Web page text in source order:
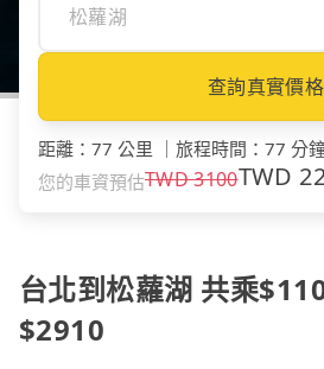
查詢真實價格
距離 ： 77 公里 旅程時間 ： 77 分
您的車資預估TWD3100TWD
台北到松蘿湖 共乘
$2910